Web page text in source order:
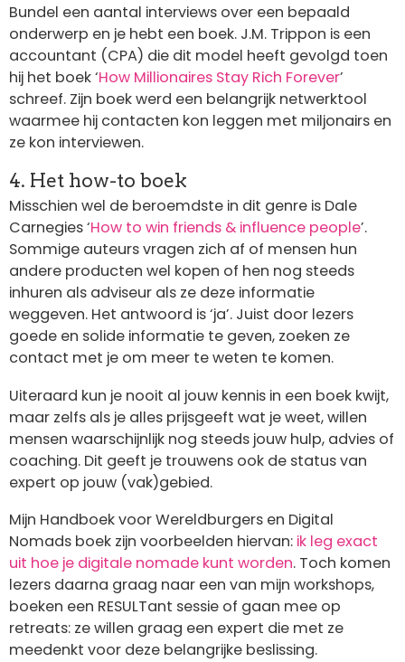
Bundel een aantal interviews over een bepaald
onderwerp en je hebt een boek. J.M. Trippon is een
accountant (CPA) die dit model heeft gevolgd toen
hij het boek ‘How Millionaires Stay Rich Forever’
schreef. Zijn boek werd een belangrijk netwerktool
waarmee hij contacten kon leggen met miljonairs en
ze kon interviewen.
4. Het how-to boek
Misschien wel de beroemdste in dit genre is Dale
Carnegies ‘How to win friends & influence people’.
Sommige auteurs vragen zich af of mensen hun
andere producten wel kopen of hen nog steeds
inhuren als adviseur als ze deze informatie
weggeven. Het antwoord is ‘ja’. Juist door lezers
goede en solide informatie te geven, zoeken ze
contact met je om meer te weten te komen.
Uiteraard kun je nooit al jouw kennis in een boek kwijt,
maar zelfs als je alles prijsgeeft wat je weet, willen
mensen waarschijnlijk nog steeds jouw hulp, advies of
coaching. Dit geeft je trouwens ook de status van
expert op jouw (vak)gebied.
Mijn Handboek voor Wereldburgers en Digital
Nomads boek zijn voorbeelden hiervan: ik leg exact
uit hoe je digitale nomade kunt worden. Toch komen
lezers daarna graag naar een van mijn workshops,
boeken een RESULTant sessie of gaan mee op
retreats: ze willen graag een expert die met ze
meedenkt voor deze belangrijke beslissing.